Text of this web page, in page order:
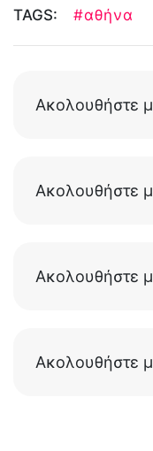
TAGS: #αθήνα
Ακολουθήστε
Ακολουθήστε
Ακολουθήστε
Ακολουθήστε